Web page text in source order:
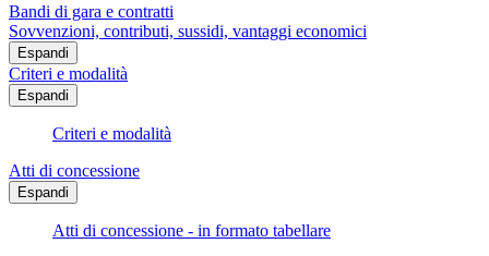
Bandi di gara e contratti
Sovvenzioni, contributi, sussidi, vantaggi economici
Espandi
Criteri e modalità
Espandi
Criteri e modalità
Atti di concessione
Espandi
Atti di concessione - in formato tabellare